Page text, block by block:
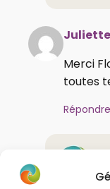
Juliette
Merci
toutes
Répondre